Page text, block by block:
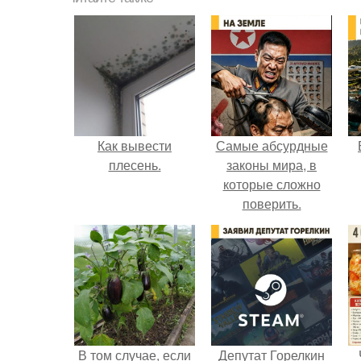
Как вывести
плесень.
Самые абсурдные
законы мира, в
которые сложно
поверить.
В том случае, если Депутат Горелкин